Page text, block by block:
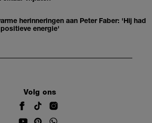
herinneringen aan Peter Faber: 'Hij had
energie'
Volg ons